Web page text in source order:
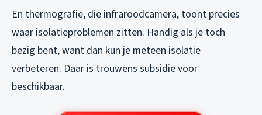
En thermografie, die infraroodcamera, toont precies
waar isolatieproblemen zitten. Handig als je toch
bezig bent, want dan kun je meteen isolatie
verbeteren. Daar is trouwens subsidie voor
beschikbaar.